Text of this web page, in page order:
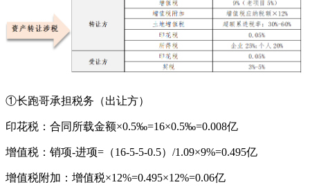
①长跑哥承担税务（出让方）
印花税：合同所载金额×0.5‰=16×0.5‰=0.008亿
增值税：销项-进项=（16-5-5-0.5）/1.09×9%=0.495亿
增值税附加：增值税×12%=0.495×12%=0.06亿